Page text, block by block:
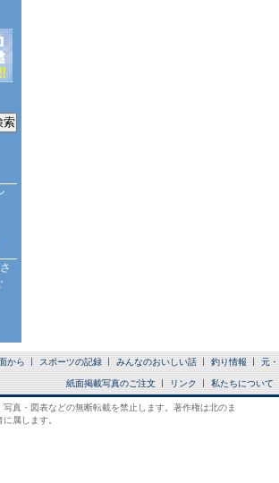
から スポーツの記録 みんなのおいしい話 釣り情報 元
紙面掲載写真のご注文 リンク 私たちについて
真・図表などの無断転載を禁止します。著作権は北のま
属します。